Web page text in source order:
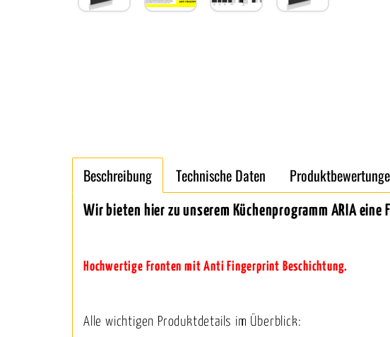
Beschreibung Technische Daten
Wir bieten hier zu unserem Küchenprogramm ARIA
Hochwertige Fronten mit Anti Fingerprint Beschichtung.
Alle wichtigen Produktdetails im Überblick: